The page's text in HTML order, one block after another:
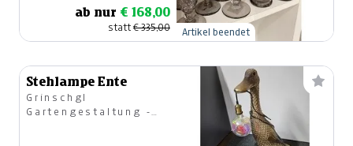
ab nur € 168,00
statt€ 335,00 Artikel beendet
Stehlampe Ente
Grinschgl
Gartengestaltung -